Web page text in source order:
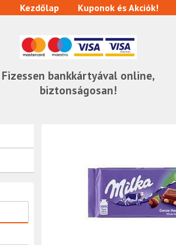
Fizessen bankkártyával online,
biztonságosan!
Kezdőlap Kuponok és Akciók!